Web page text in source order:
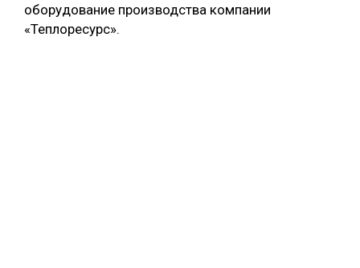
оборудование производства компании
«Теплоресурс».